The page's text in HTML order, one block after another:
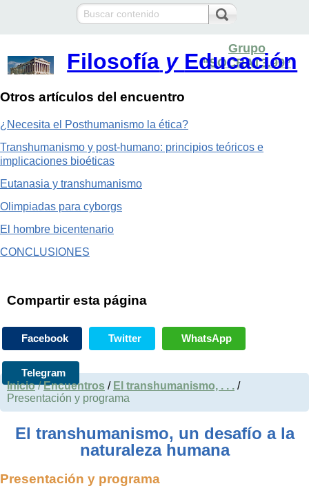
Filosofía y Educación
Grupo
“SOCRAT3.99”
Otros artículos del encuentro
¿Necesita el Posthumanismo la ética?
Transhumanismo y post-humano: principios teóricos e
implicaciones bioéticas
Eutanasia y transhumanismo
Olimpiadas para cyborgs
El hombre bicentenario
CONCLUSIONES
Compartir esta página
Facebook Twitter WhatsApp
Telegram
Inicio/Encuentros / El transhumanismo, . . . /
Presentación y programa
El transhumanismo, un desafío a la
naturaleza humana
Presentación y programa